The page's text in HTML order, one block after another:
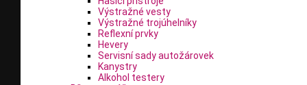
Výstražné vesty
Výstražné trojúhelníky
Reflexní prvky
Hevery
Servisní sady autožárovek
Kanystry
Alkohol testery